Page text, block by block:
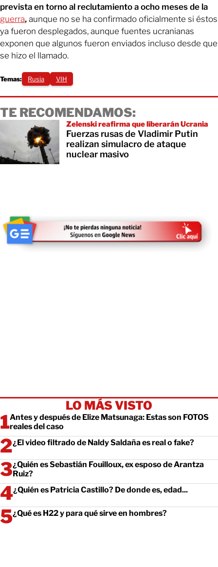
prevista en torno al reclutamiento a ocho meses de la
guerra, aunque no se ha confirmado oficialmente si éstos
ya fueron desplegados, aunque fuentes ucranianas
exponen que algunos fueron enviados incluso desde que
se hizo el llamado.
Temas: Rusia VIH
TE RECOMENDAMOS:
Zelenski reafirma que liberarán Ucrania
Fuerzas rusas de Vladimir Putin
realizan simulacro de ataque
nuclear masivo
LO MÁS VISTO
Antes y después de Elize Matsunaga: Estas son FOTOS
reales del caso
¿El video filtrado de Naldy Saldaña es real o fake?
¿Quién es Sebastián Fouilloux, ex esposo de Arantza
Ruiz?
¿Quién es Patricia Castillo? De donde es, edad...
¿Qué es H22 y para qué sirve en hombres?